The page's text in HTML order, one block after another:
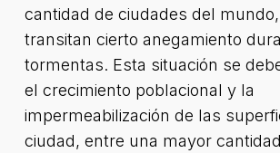
cantidad de ciudades del
transitan cierto anegamiento
tormentas. Esta situación se
el crecimiento poblacional y la
impermeabilización de las
ciudad, entre una mayor